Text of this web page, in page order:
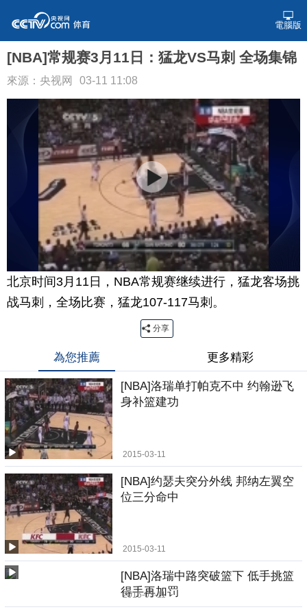
電腦版
[NBA]常规赛3月11日：猛龙VS马刺 全场集锦
來源：央视网 03-11 11:08
北京时间3月11日，NBA常规赛继续进行，猛龙客场挑
战马刺，全场比赛，猛龙107-117马刺。
分享
為您推薦 更多精彩
[NBA]洛瑞单打帕克不中 约翰逊飞
身补篮建功
2015-03-11
[NBA]约瑟夫突分外线 邦纳左翼空
位三分命中
2015-03-11
[NBA]洛瑞中路突破篮下 低手挑篮
得手再加罚
2015-03-11